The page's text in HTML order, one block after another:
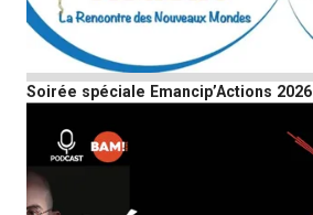
Soirée spéciale Emancip’Actions 2026